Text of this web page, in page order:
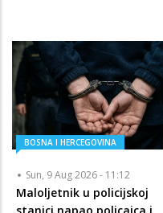
BOSNA I HERCEGOVINA
Sun, 9 Aug 2026 - 11:12
Maloljetnik u policijskoj